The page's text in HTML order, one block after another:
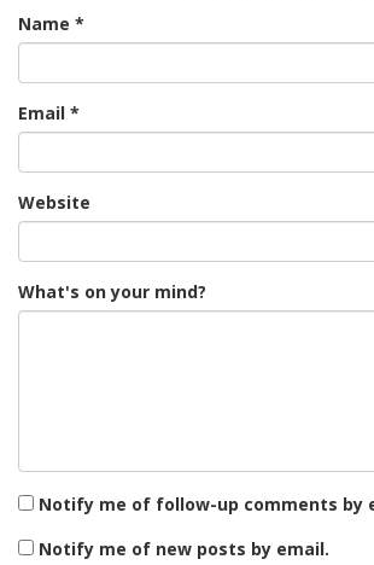
Name *
Email *
Website
What's on your mind?
Notify me of follow-up comments by
Notify me of new posts by email.